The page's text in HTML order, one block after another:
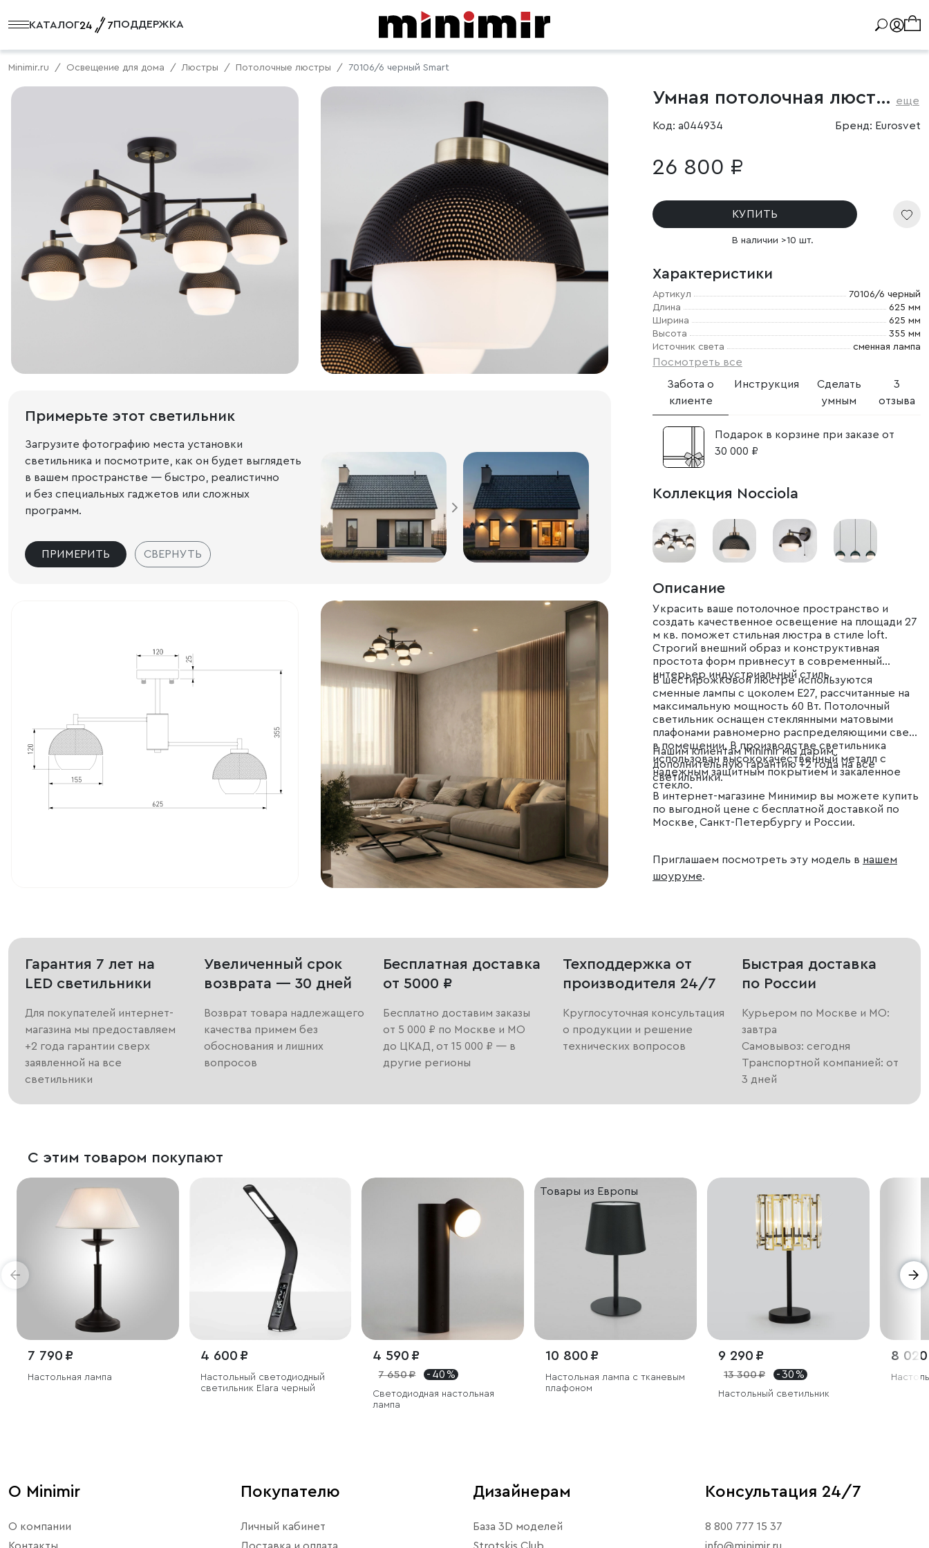
КАТАЛОГ ПОДДЕРЖКА
Minimir.ru Освещение для дома Люстры Потолочные люстры 70106/6 черный Smart
Примерьте этот светильник
Загрузите фотографию места установки
светильника и посмотрите, как он будет выглядеть
в вашем пространстве — быстро, реалистично
и без специальных гаджетов или сложных
программ.
ПРИМЕРИТЬ СВЕРНУТЬ
Умная потолочная люстра в стиле лофт еще
Код: a044934 Бренд: Eurosvet
26 800 ₽
КУПИТЬ
В наличии >10 шт.
Характеристики
Артикул
70106/6 черный
Длина
625 мм
Ширина
625 мм
Высота
355 мм
Источник света
сменная лампа
Посмотреть все
Забота о
клиенте
Инструкция
Сделать
умным
3
отзыва
Подарок в корзине при заказе от
30 000 ₽
Коллекция Nocciola
Описание
Украсить ваше потолочное пространство и
создать качественное освещение на площади 27
м кв. поможет стильная люстра в стиле loft.
Строгий внешний образ и конструктивная
простота форм привнесут в современный
интерьер индустриальный стиль.
В шестирожковой люстре используются
сменные лампы с цоколем E27, рассчитанные на
максимальную мощность 60 Вт. Потолочный
светильник оснащен стеклянными матовыми
плафонами равномерно распределяющими свет
в помещении. В производстве светильника
использован высококачественный металл с
надежным защитным покрытием и закаленное
стекло.
Нашим клиентам Minimir мы дарим
дополнительную гарантию +2 года на все
светильники.
В интернет-магазине Минимир вы можете купить
по выгодной цене с бесплатной доставкой по
Москве, Санкт-Петербургу и России.
Приглашаем посмотреть эту модель в нашем
шоуруме.
Гарантия 7 лет на
LED светильники
Для покупателей интернет-
магазина мы предоставляем
+2 года гарантии сверх
заявленной на все
светильники
Увеличенный срок
возврата — 30 дней
Возврат товара надлежащего
качества примем без
обоснования и лишних
вопросов
Бесплатная доставка
от 5000 ₽
Бесплатно доставим заказы
от 5 000 ₽ по Москве и МО
до ЦКАД, от 15 000 ₽ — в
другие регионы
Техподдержка от
производителя 24/7
Круглосуточная консультация
о продукции и решение
технических вопросов
Быстрая доставка
по России
Курьером по Москве и МО:
завтра
Самовывоз: сегодня
Транспортной компанией: от
3 дней
С этим товаром покупают
7 790 ₽
Настольная лампа
4 600 ₽
Настольный светодиодный
светильник Elara черный
4 590 ₽
7 650 ₽ - 40 %
Светодиодная настольная
лампа
Товары из Европы
10 800 ₽
Настольная лампа с тканевым
плафоном
9 290 ₽
13 300 ₽ - 30 %
Настольный светильник
8 020
О Minimir
О компании
Контакты
Покупателю
Личный кабинет
Доставка и оплата
Дизайнерам
База 3D моделей
Strotskis Club
Консультация 24/7
8 800 777 15 37
info@minimir.ru